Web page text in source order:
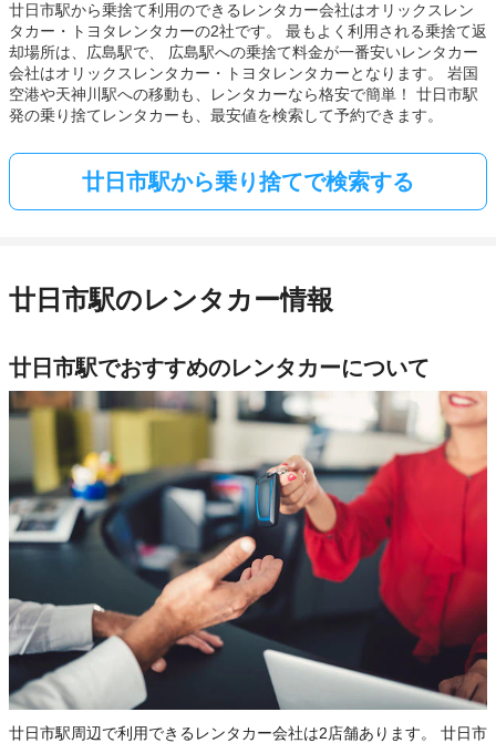
廿日市駅から乗捨て利用のできるレンタカー会社はオリックスレン
タカー・トヨタレンタカーの2社です。 最もよく利用される乗捨て返
却場所は、広島駅で、 広島駅への乗捨て料金が一番安いレンタカー
会社はオリックスレンタカー・トヨタレンタカーとなります。 岩国
空港や天神川駅への移動も、レンタカーなら格安で簡単！ 廿日市駅
発の乗り捨てレンタカーも、最安値を検索して予約できます。
廿日市駅から乗り捨てで検索する
廿日市駅のレンタカー情報
廿日市駅でおすすめのレンタカーについて
廿日市駅周辺で利用できるレンタカー会社は2店舗あります。 廿日市